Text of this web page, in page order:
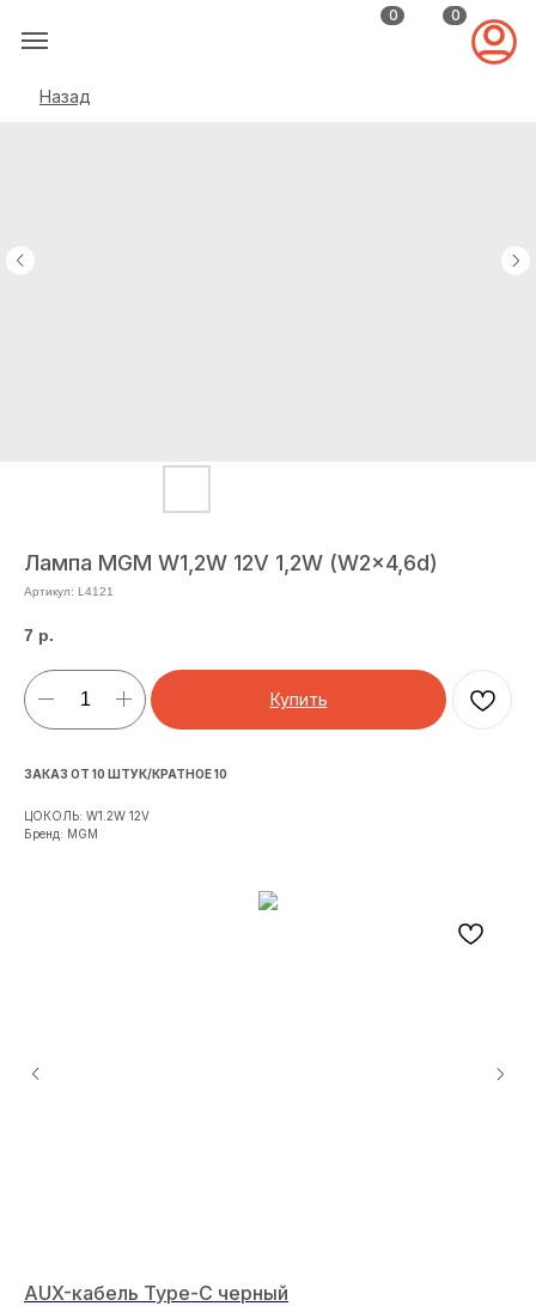
0 0
Назад
Лампа MGM W1,2W 12V 1,2W (W2x4,6d)
Артикул: L4121
7 р.
Купить
ЗАКАЗ ОТ 10 ШТУК/КРАТНОЕ 10
ЦОКОЛЬ: W1.2W 12V
Бренд: MGM
AUX-кабель Type-C черный